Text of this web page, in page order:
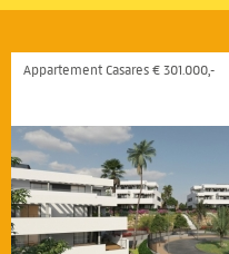
Appartement Casares € 301.000,-